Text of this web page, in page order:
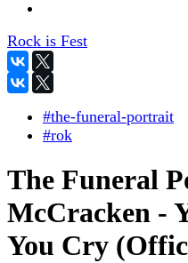
Rock is Fest
#the-funeral-portrait
#rok
The Funeral
McCracken -
You Cry